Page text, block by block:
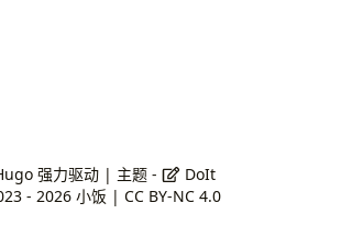
强力驱动 | 主题 -
DoIt
- 2026 小饭 |CC BY-NC 4.0